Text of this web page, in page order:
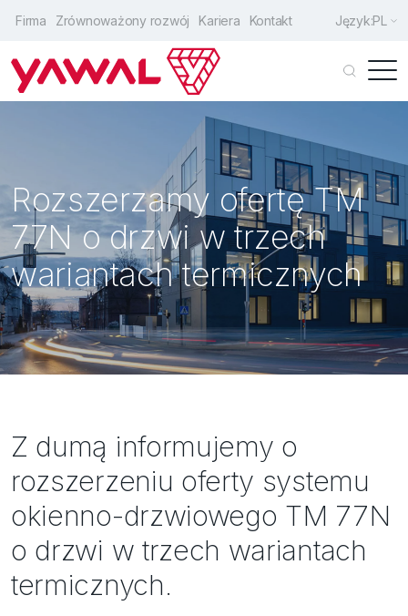
Firma Zrównoważony rozwój Kariera Kontakt Język:PL
Producenci
Drzwi wejściowe
Okna
Drzwi przesuwne
Fasady
Rozwiązania uzupełniające
Inspiracje
Rozszerzamy ofertę TM
77N o drzwi w trzech
wariantach termicznych
Z dumą informujemy o
rozszerzeniu oferty systemu
okienno-drzwiowego TM 77N
o drzwi w trzech wariantach
termicznych.